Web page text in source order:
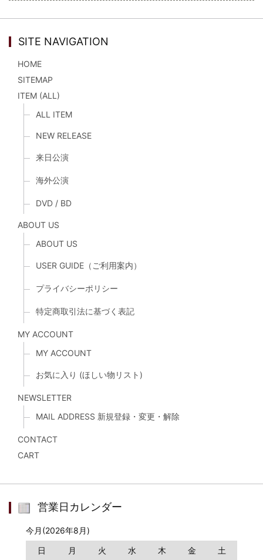
SITE NAVIGATION
HOME
SITEMAP
ITEM (ALL)
ALL ITEM
NEW RELEASE
来日公演
海外公演
DVD / BD
ABOUT US
ABOUT US
USER GUIDE（ご利用案内）
プライバシーポリシー
特定商取引法に基づく表記
MY ACCOUNT
MY ACCOUNT
お気に入り (ほしい物リスト)
NEWSLETTER
MAIL ADDRESS 新規登録・変更・解除
CONTACT
CART
営業日カレンダー
今月(2026年8月)
日
月 火 水 木 金
土